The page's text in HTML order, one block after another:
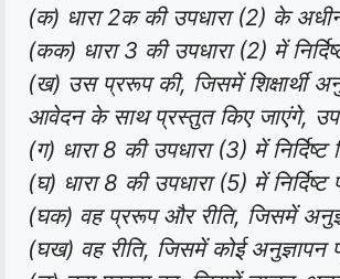
(क) धारा 2क की उपधारा (2) के
(कक) धारा 3 की उपधारा (2) में
(ख) उस प्ररूप की, जिसमें शिक्षार्थी
आवेदन के साथ प्रस्तुत किए जाएंगे,
(ग) धारा 8 की उपधारा (3) में
(घ) धारा 8 की उपधारा (5) में
(घक) वह प्ररूप और रीति, जिसमें
(घख) वह रीति, जिसमें कोई